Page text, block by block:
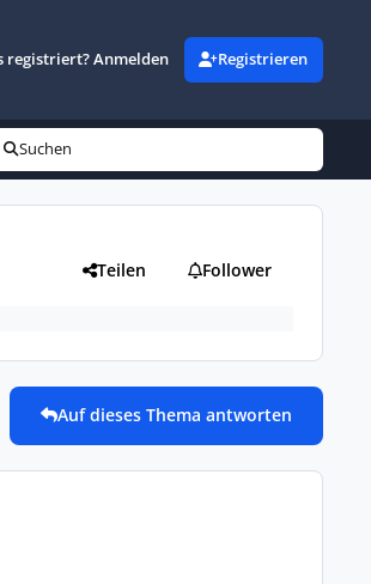
registriert? Anmelden Registrieren
Suchen
Teilen Follower
Auf dieses Thema antworten